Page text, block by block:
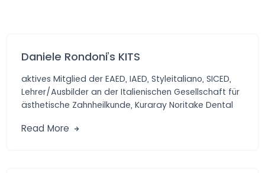
Daniele Rondoni’s KITS
aktives Mitglied der EAED, IAED, Styleitaliano, SICED,
Lehrer/Ausbilder an der Italienischen Gesellschaft für
ästhetische Zahnheilkunde, Kuraray Noritake Dental
Read More